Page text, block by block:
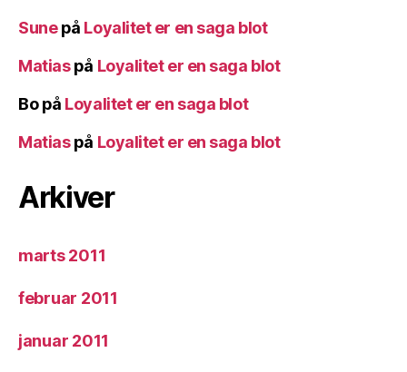
Sunepå Loyalitet er en saga blot
Matiaspå Loyalitet er en saga blot
Bopå Loyalitet er en saga blot
Matiaspå Loyalitet er en saga blot
Arkiver
marts 2011
februar 2011
januar 2011